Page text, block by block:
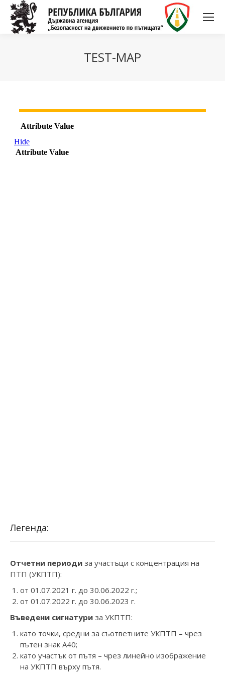
TEST-MAP
Легенда:
Отчетни периоди за участъци с концентрация на
ПТП (УКПТП):
от 01.07.2021 г. до 30.06.2022 г.;
от 01.07.2022 г. до 30.06.2023 г.
Въведени сигнатури за УКПТП:
като точки, средни за съответните УКПТП – чрез
пътен знак А40;
като участък от пътя – чрез линейно изображение
на УКПТП върху пътя.